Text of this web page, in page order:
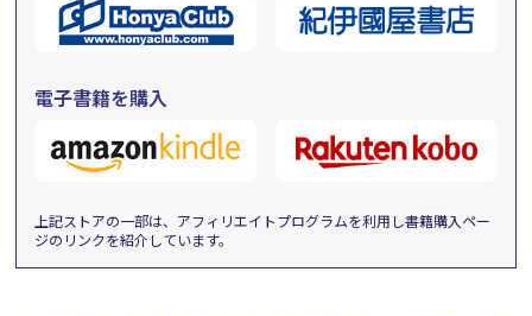
電子書籍を購入
上記ストアの一部は、アフィリエイトプログラムを利用し書籍購入ペー
ジのリンクを紹介しています。